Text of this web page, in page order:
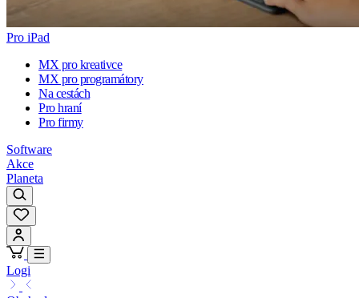
Pro iPad
MX pro kreativce
MX pro programátory
Na cestách
Pro hraní
Pro firmy
Software
Akce
Planeta
Logi